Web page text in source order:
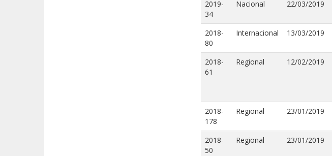
2019-
34
Nacional 22/03/2019
2018-
80
Internacional 13/03/2019
2018-
61
Regional 12/02/2019
2018-
178
Regional 23/01/2019
2018-
50
Regional 23/01/2019